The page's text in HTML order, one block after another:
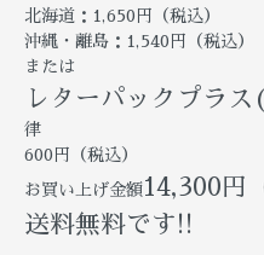
北海道：1,650円（税込）
沖縄・離島：1,540円（税込）
または
レターパックプラ
律
600円（税込）
お買い上げ金額14,300円
送料無料です!!